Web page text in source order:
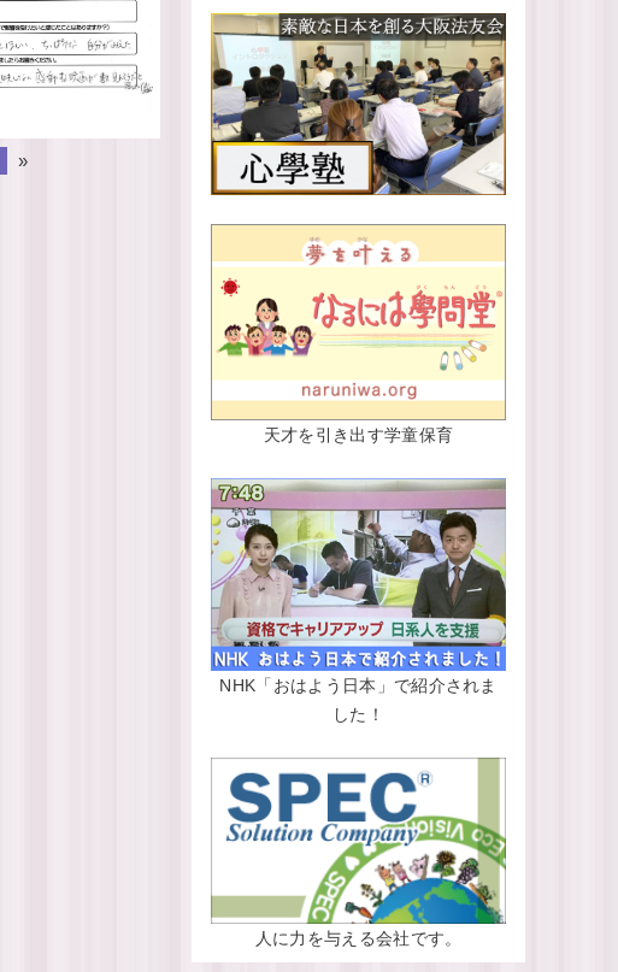
»
天才を引き出す学童保育
NHK「おはよう日本」で紹介されま
した！
人に力を与える会社です。